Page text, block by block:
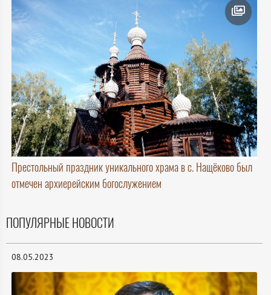
Престольный праздник уникального храма в с. Нащёково был
отмечен архиерейским богослужением
ПОПУЛЯРНЫЕ НОВОСТИ
08.05.2023